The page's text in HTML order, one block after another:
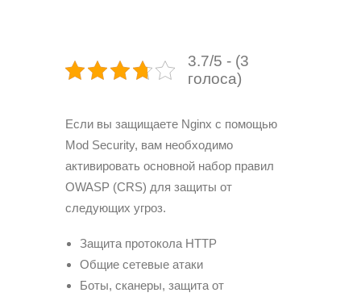
3.7/5 - (3
голоса)
Если вы защищаете Nginx с помощью
Mod Security, вам необходимо
активировать основной набор правил
OWASP (CRS) для защиты от
следующих угроз.
Защита протокола HTTP
Общие сетевые атаки
Боты, сканеры, защита от